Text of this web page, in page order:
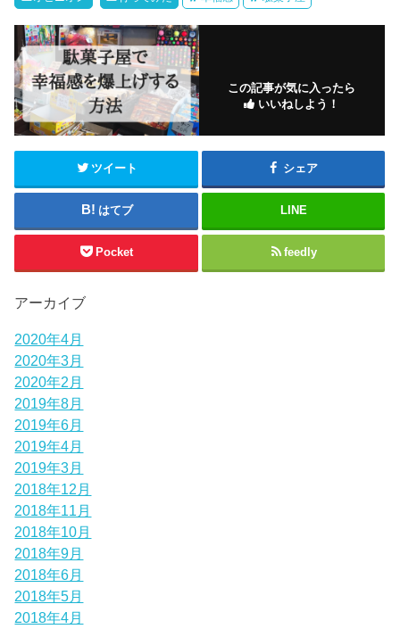
この記事が気に入ったら
いいねしよう！
ツイート シェア
はてブ LINE
Pocket feedly
アーカイブ
2020年4月
2020年3月
2020年2月
2019年8月
2019年6月
2019年4月
2019年3月
2018年12月
2018年11月
2018年10月
2018年9月
2018年6月
2018年5月
2018年4月